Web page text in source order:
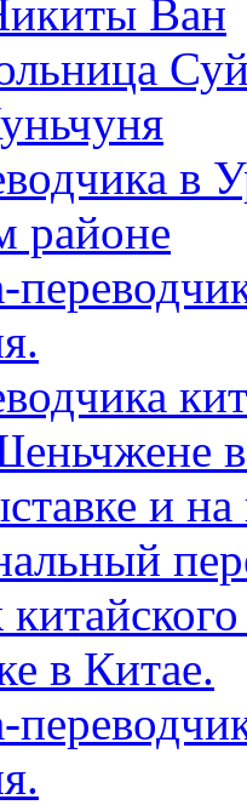
Ван
в
районе
и
в Китае.